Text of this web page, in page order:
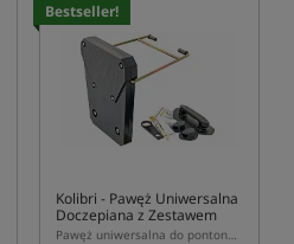
Bestseller!
Kolibri - Pawęż Uniwersalna
Doczepiana z Zestawem
Montażowym
Pawęż uniwersalna do pontonu z zestawem montażowym